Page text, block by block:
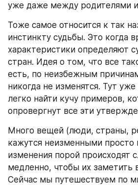
уже даже между родителями
Тоже самое относится к так
инстинкту судьбы. Это когда
характеристики определяют
стран. Идея о том, что все
есть, по неизбежным
никогда не изменятся. Тут
легко найти кучу примеров,
опровергнут все эти
Много вещей (люди, страны,
кажутся неизменными просто
изменения порой происходят
медленно, чтобы их заметить
Сейчас мы путешествуем по